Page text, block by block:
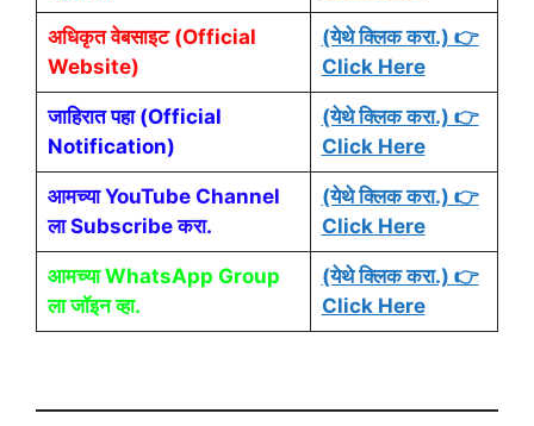
अधिकृत वेबसाइट (Official
Website)
(येथे क्लिक करा.) 👉
Click Here
जाहिरात पहा (Official
Notification)
(येथे क्लिक करा.) 👉
Click Here
आमच्या YouTube Channel
ला Subscribe करा.
(येथे क्लिक करा.) 👉
Click Here
आमच्या WhatsApp Group
ला जॉइन व्हा.
(येथे क्लिक करा.) 👉
Click Here